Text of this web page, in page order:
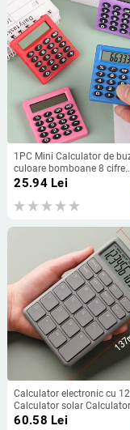
1PC Mini Calculator de
culoare bomboane 8 cifre
Calculator portabil pătrat
Articole de birou pentru
25.94Lei
Calculator electronic cu
Calculator solar Calculator
de alimentare duală pentru
60.58 Lei